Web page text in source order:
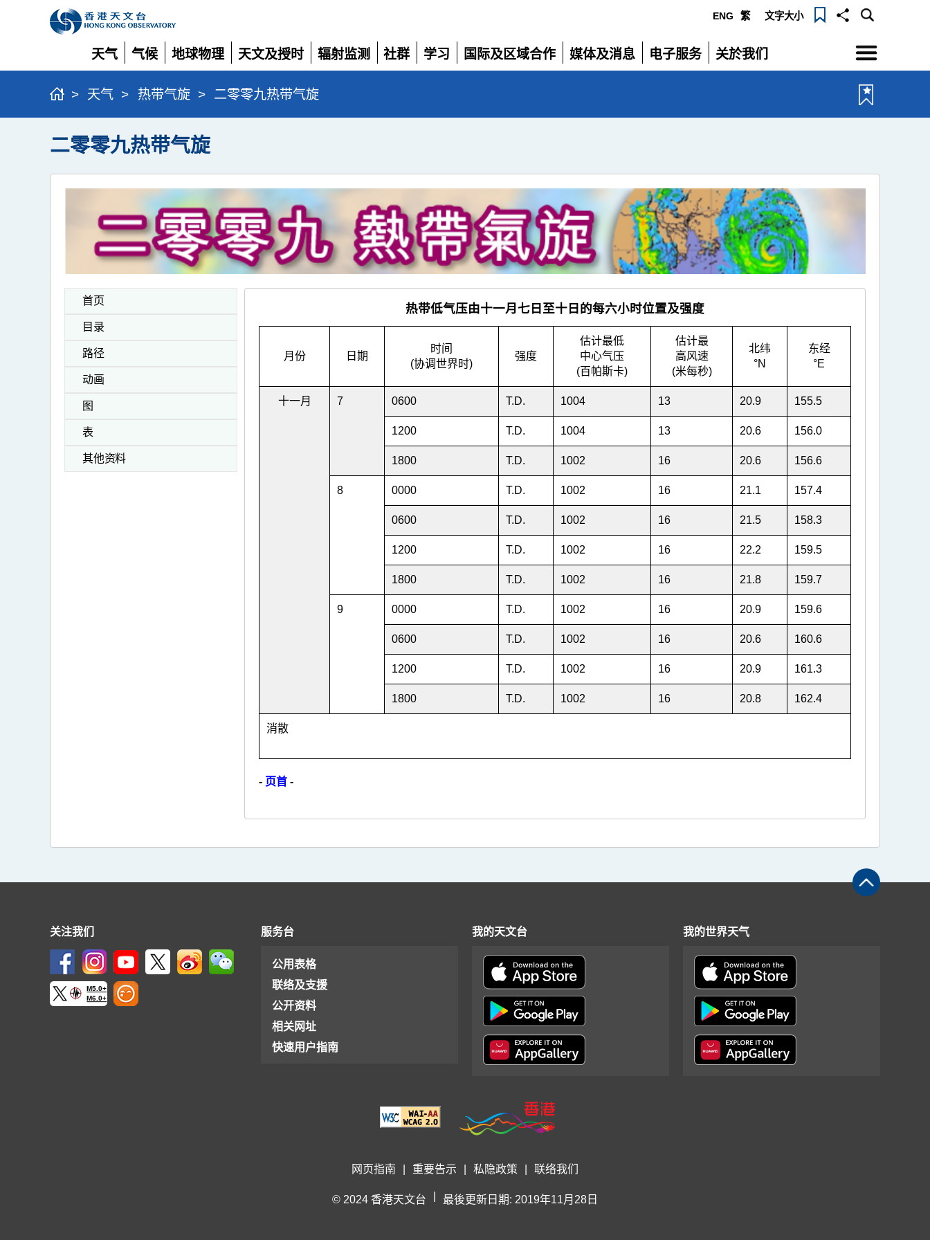
ENG 繁 文字大小
天气
展
开
气候
展
开
地球物理
展
开
天文及授时
展
开
辐射监测
展
开
社群
展
学习
展
国际及区域合作
展
媒体及消息
展
电子服务
展
关於我们
展
选
单
> 天气 > 热带气旋 > 二零零九热带气旋
二零零九热带气旋
首页
目录
路径
动画
图
表
其他资料
热带低气压由十一月七日至十日的每六小时位置及强度
月份 日期
时间
(协调世界时)
强度
估计最低
中心气压
(百帕斯卡)
估计最
高风速
(米每秒)
北纬
°N
东经
°E
十一月 7 0600 T.D. 1004 13 20.9 155.5
1200 T.D. 1004 13 20.6 156.0
1800 T.D. 1002 16 20.6 156.6
8 0000 T.D. 1002 16 21.1 157.4
0600 T.D. 1002 16 21.5 158.3
1200 T.D. 1002 16 22.2 159.5
1800 T.D. 1002 16 21.8 159.7
9 0000 T.D. 1002 16 20.9 159.6
0600 T.D. 1002 16 20.6 160.6
1200 T.D. 1002 16 20.9 161.3
1800 T.D. 1002 16 20.8 162.4
消散
- 页首 -
关注我们
M5.0+
M6.0+
服务台
公用表格
联络及支援
公开资料
相关网址
快速用户指南
我的天文台 我的世界天气
网页指南 重要告示 私隐政策 联络我们
© 2024 香港天文台 最後更新日期: 2019年11月28日